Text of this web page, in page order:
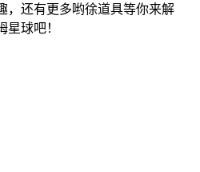
，还有更多哟徐道具等你来解
球吧！